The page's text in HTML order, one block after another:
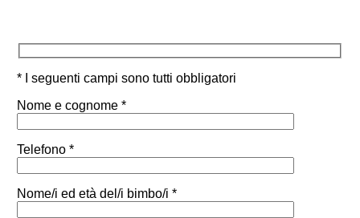
* I seguenti campi sono tutti obbligatori
Nome e cognome *
Telefono *
Nome/i ed età del/i bimbo/i *